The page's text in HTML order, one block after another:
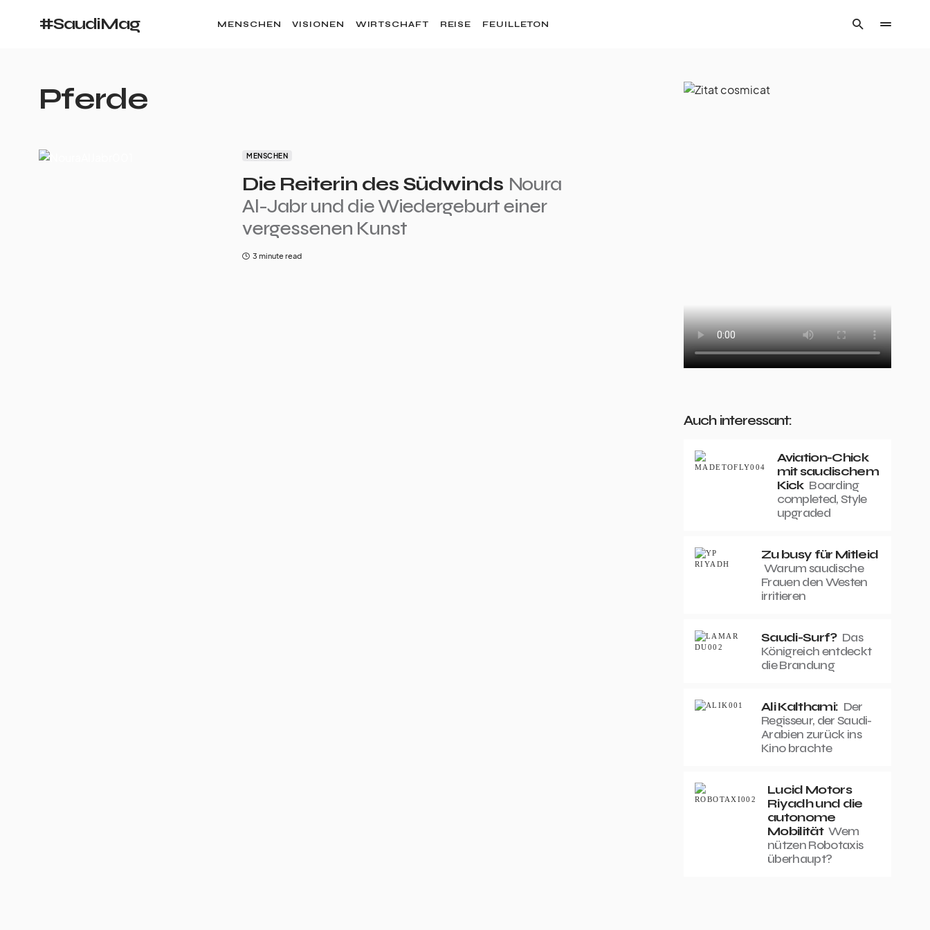
#SaudiMag MENSCHEN VISIONEN WIRTSCHAFT REISE FEUILLETON
Pferde
MENSCHEN
Die Reiterin des Südwinds Noura
Al-Jabr und die Wiedergeburt einer
vergessenen Kunst
3 minute read
Auch interessant:
Aviation-Chick
mit saudischem
Kick Boarding
completed, Style
upgraded
Zu busy für Mitleid
Warum saudische
Frauen den Westen
irritieren
Saudi-Surf? Das
Königreich entdeckt
die Brandung
Ali Kalthami: Der
Regisseur, der Saudi-
Arabien zurück ins
Kino brachte
Lucid Motors
Riyadh und die
autonome
Mobilität Wem
nützen Robotaxis
überhaupt?